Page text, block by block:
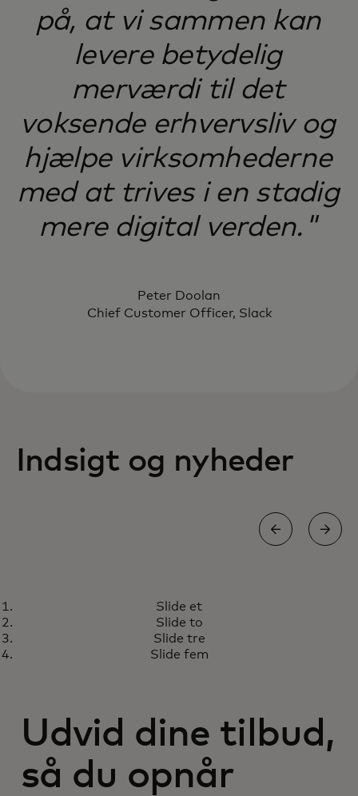
på, at vi sammen kan
levere betydelig
merværdi til det
voksende erhvervsliv og
hjælpe virksomhederne
med at trives i en stadig
mere digital verden."
Peter Doolan
Chief Customer Officer, Slack
Indsigt og nyheder
Små og mellemstore
virksomheder har store
erhvervsmuligheder
Slide et
Slide to
Slide tre
Slide fem
Udvid dine tilbud,
så du opnår